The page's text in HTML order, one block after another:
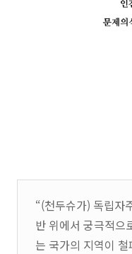
“(천두슈가) 독립자
반 위에서 궁극적으
는 국가의 지역이